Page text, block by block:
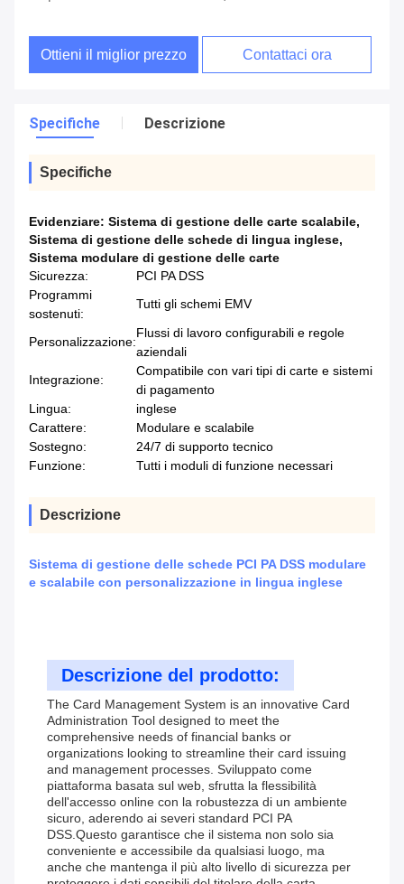
Ottieni il miglior prezzo Contattaci ora
Specifiche Descrizione
Specifiche
Evidenziare: Sistema di gestione delle carte scalabile,
Sistema di gestione delle schede di lingua inglese,
Sistema modulare di gestione delle carte
Sicurezza:
PCI PA DSS
Programmi
sostenuti:
Tutti gli schemi EMV
Personalizzazione:
Flussi di lavoro configurabili e regole
aziendali
Integrazione:
Compatibile con vari tipi di carte e sistemi
di pagamento
Lingua:
inglese
Carattere:
Modulare e scalabile
Sostegno:
24/7 di supporto tecnico
Funzione:
Tutti i moduli di funzione necessari
Descrizione
Sistema di gestione delle schede PCI PA DSS modulare
e scalabile con personalizzazione in lingua inglese
Descrizione del prodotto:
The Card Management System is an innovative Card
Administration Tool designed to meet the
comprehensive needs of financial banks or
organizations looking to streamline their card issuing
and management processes. Sviluppato come
piattaforma basata sul web, sfrutta la flessibilità
dell'accesso online con la robustezza di un ambiente
sicuro, aderendo ai severi standard PCI PA
DSS.Questo garantisce che il sistema non solo sia
conveniente e accessibile da qualsiasi luogo, ma
anche che mantenga il più alto livello di sicurezza per